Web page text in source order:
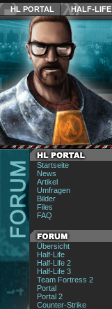
HL PORTAL HALF-LIFE
Startseite
News
Artikel
Umfragen
Bilder
Files
FAQ
Übersicht
Half-Life
Half-Life 2
Half-Life 3
Team Fortress 2
Portal
Portal 2
Counter-Strike